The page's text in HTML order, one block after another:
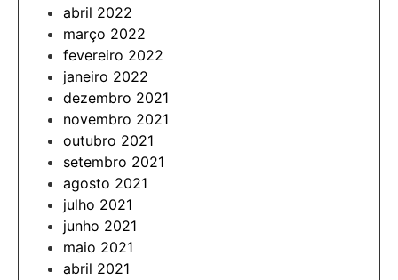
abril 2022
março 2022
fevereiro 2022
janeiro 2022
dezembro 2021
novembro 2021
outubro 2021
setembro 2021
agosto 2021
julho 2021
junho 2021
maio 2021
abril 2021